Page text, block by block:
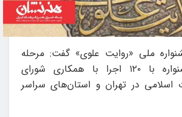
ملی «روایت علوی» گفت: مرحله
میدانی این جشنواره با ۱۲۰ اجرا با همکاری شورای
اسلامی در تهران و استان‌های سراسر